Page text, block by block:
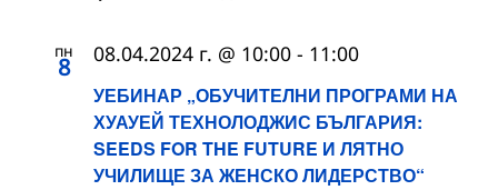
пн
8
УЕБИНАР „ОБУЧИТЕЛНИ ПРОГРАМИ НА
ХУАУЕЙ ТЕХНОЛОДЖИС БЪЛГАРИЯ:
SEEDS FOR THE FUTURE И ЛЯТНО
УЧИЛИЩЕ ЗА ЖЕНСКО ЛИДЕРСТВО“
08.04.2024 г. @ 10:00 - 11:00